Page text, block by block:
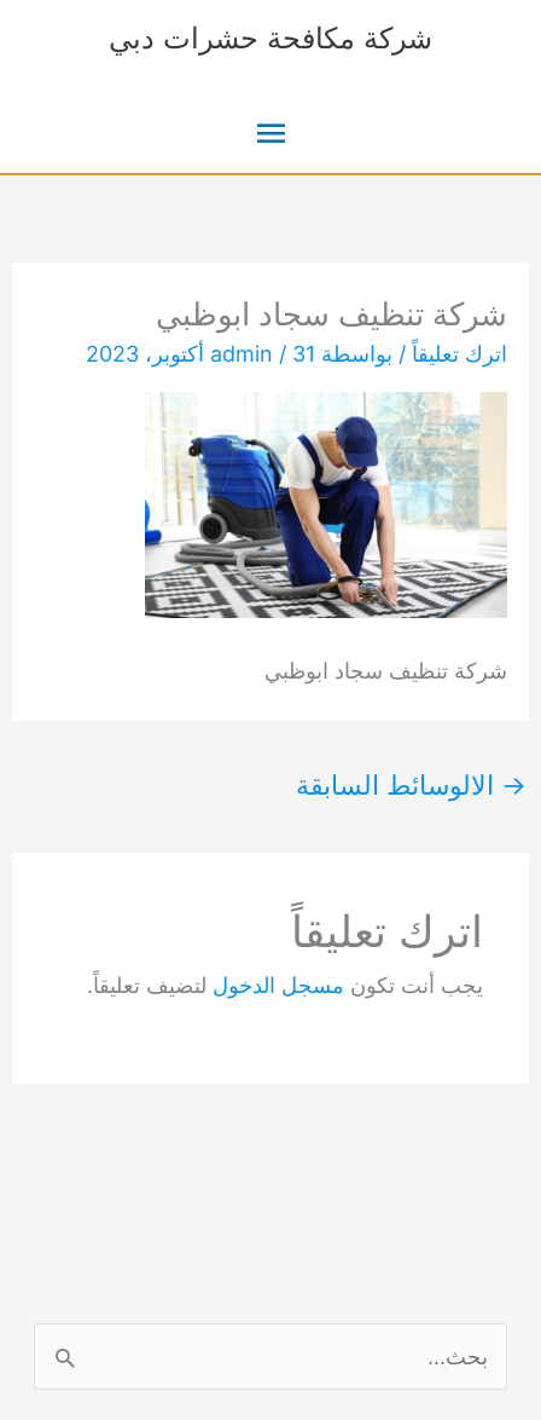
شركة مكافحة حشرات دبي
القائمة
شركة تنظيف سجاد ابوظبي
اترك تعليقاً / بواسطة admin / 31 أكتوبر، 2023
شركة تنظيف سجاد ابوظبي
→ الالوسائط السابقة
اترك تعليقاً
يجب أنت تكون مسجل الدخول لتضيف تعليقاً.
ل